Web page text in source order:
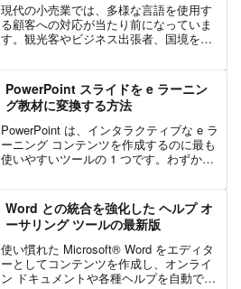
現代の小売業では、多様な言語を使用す
る顧客への対応が当たり前になっていま
す。観光客やビジネス出張者、国境を越
など、実に幅広い層です。同時に、移民
の増加や労働力不足の影響...
PowerPoint スライドを e ラーニン
グ教材に変換する方法
PowerPoint は、インタラクティブな e ラ
ーニング コンテンツを作成するのに最も
使いやすいツールの 1 つです。わずか数
きます。とはいえ、多くの方が「Po...
Word との統合を強化した ヘルプ オ
ーサリング ツールの最新版
使い慣れた Microsoft® Word をエディタ
ーとしてコンテンツを作成し、オンライ
ン ドキュメントや各種ヘルプを自動で生